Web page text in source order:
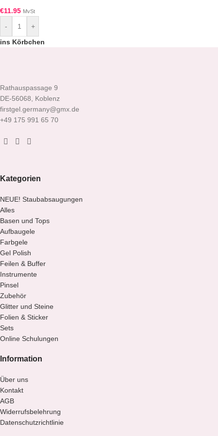
€11.95 MvSt
-
+
ins Körbchen
Rathauspassage 9
DE-56068, Koblenz
firstgel.germany@gmx.de
+49 175 991 65 70
Kategorien
NEUE! Staubabsaugungen
Alles
Basen und Tops
Aufbaugele
Farbgele
Gel Polish
Feilen & Buffer
Instrumente
Pinsel
Zubehör
Glitter und Steine
Folien & Sticker
Sets
Online Schulungen
Information
Über uns
Kontakt
AGB
Widerrufsbelehrung
Datenschutzrichtlinie